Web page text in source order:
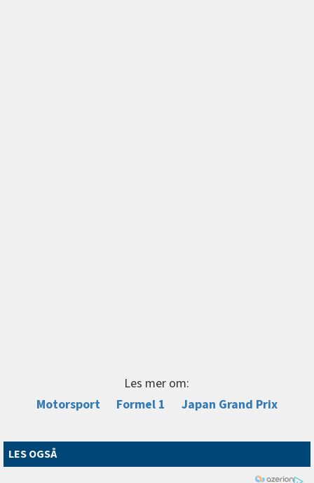
Les mer om:
Motorsport
Formel 1 Japan Grand Prix
LES OGSÅ